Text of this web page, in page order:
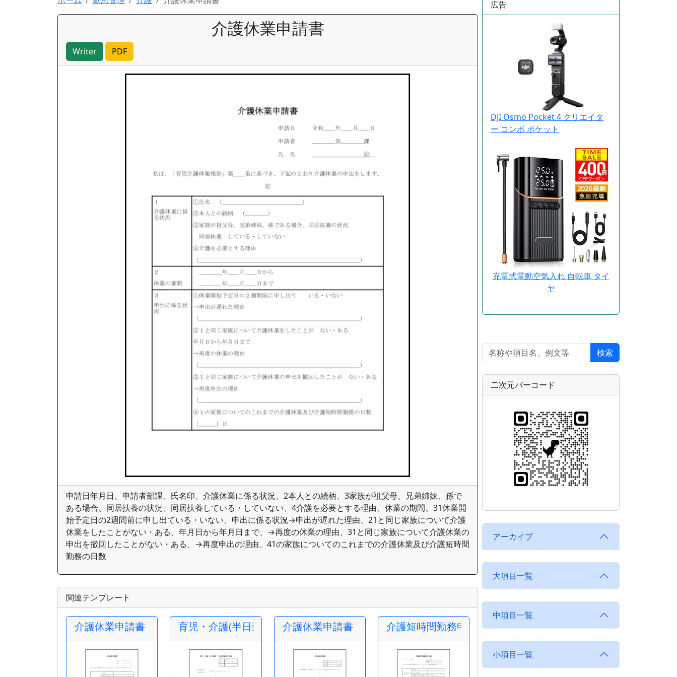
介護休業申請書
Writer PDF
申請日年月日、申請者部課、氏名印、介護休業に係る状況、2本人との続柄、3家族が祖父母、兄弟姉妹、孫で
ある場合、同居扶養の状況、同居扶養している・していない、4介護を必要とする理由、休業の期間、31休業開
始予定日の2週間前に申し出ている・いない、申出に係る状況→申出が遅れた理由、21と同じ家族について介護
休業をしたことがない・ある、年月日から年月日まで、→再度の休業の理由、31と同じ家族について介護休業の
申出を撤回したことがない・ある、→再度申出の理由、41の家族についてのこれまでの介護休業及び介護短時間
勤務の日数
関連テンプレート
介護休業申請書 育児・介護(半日勤務)・短時間勤務申請書
介護休業申請書 介護短時間勤務申出書
広告
DJI Osmo Pocket 4 クリエイタ
ー コンボ ポケット
充電式電動空気入れ 自転車 タイ
ヤ
検索
二次元バーコード
アーカイブ
大項目一覧
中項目一覧
小項目一覧